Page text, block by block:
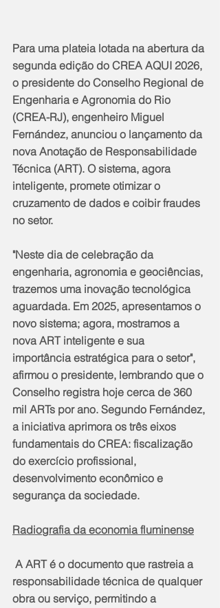
Para uma plateia lotada na abertura da
segunda edição do CREA AQUI 2026,
o presidente do Conselho Regional de
Engenharia e Agronomia do Rio
(CREA-RJ), engenheiro Miguel
Fernández, anunciou o lançamento da
nova Anotação de Responsabilidade
Técnica (ART). O sistema, agora
inteligente, promete otimizar o
cruzamento de dados e coibir fraudes
no setor.
​"Neste dia de celebração da
engenharia, agronomia e geociências,
trazemos uma inovação tecnológica
aguardada. Em 2025, apresentamos o
novo sistema; agora, mostramos a
nova ART inteligente e sua
importância estratégica para o setor",
afirmou o presidente, lembrando que o
Conselho registra hoje cerca de 360
mil ARTs por ano. Segundo Fernández,
a iniciativa aprimora os três eixos
fundamentais do CREA: fiscalização
do exercício profissional,
desenvolvimento econômico e
segurança da sociedade.
Radiografia da economia fluminense
​A ART é o documento que rastreia a
responsabilidade técnica de qualquer
obra ou serviço, permitindo a